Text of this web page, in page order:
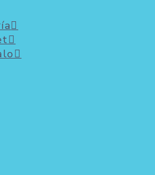
mal y por eso hay tanto
no sólo en nuestro país,